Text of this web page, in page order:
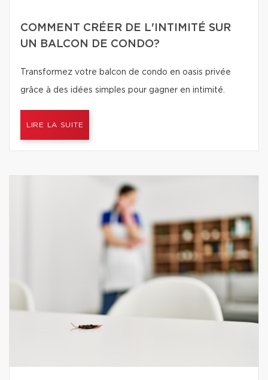
COMMENT CRÉER DE L'INTIMITÉ SUR
UN BALCON DE CONDO?
Transformez votre balcon de condo en oasis privée
grâce à des idées simples pour gagner en intimité.
LIRE LA SUITE